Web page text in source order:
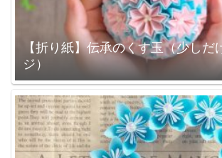
【折り紙】伝承のくす玉（少しだ
ジ）